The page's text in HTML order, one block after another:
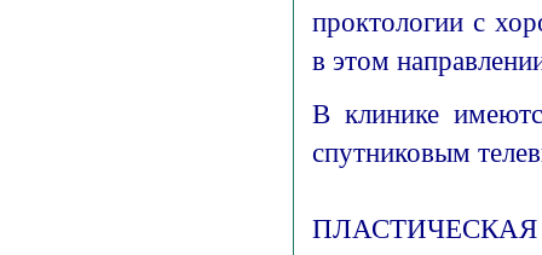
проктологии с
в этом
В клинике
спутниковым
ПЛАСТИЧЕСКАЯ